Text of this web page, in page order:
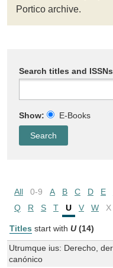
Portico archive.
Search titles and
Show: E-Books
All 0-9 A B C D E
Q
R S T U V W X
Titles start with U (14)
Utrumque ius: Derecho,
canónico